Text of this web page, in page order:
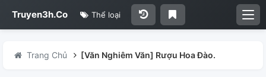
Truyen3h.Co Thể loại
Trang Chủ [Văn Nghiêm Văn] Rượu Hoa Đào.